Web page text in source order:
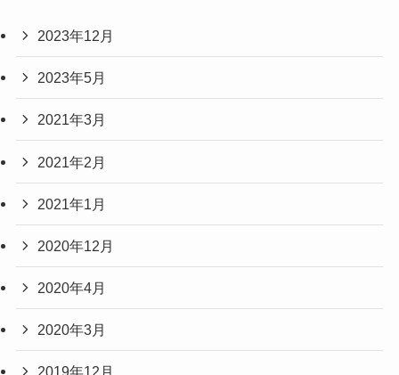
2023年12月
2023年5月
2021年3月
2021年2月
2021年1月
2020年12月
2020年4月
2020年3月